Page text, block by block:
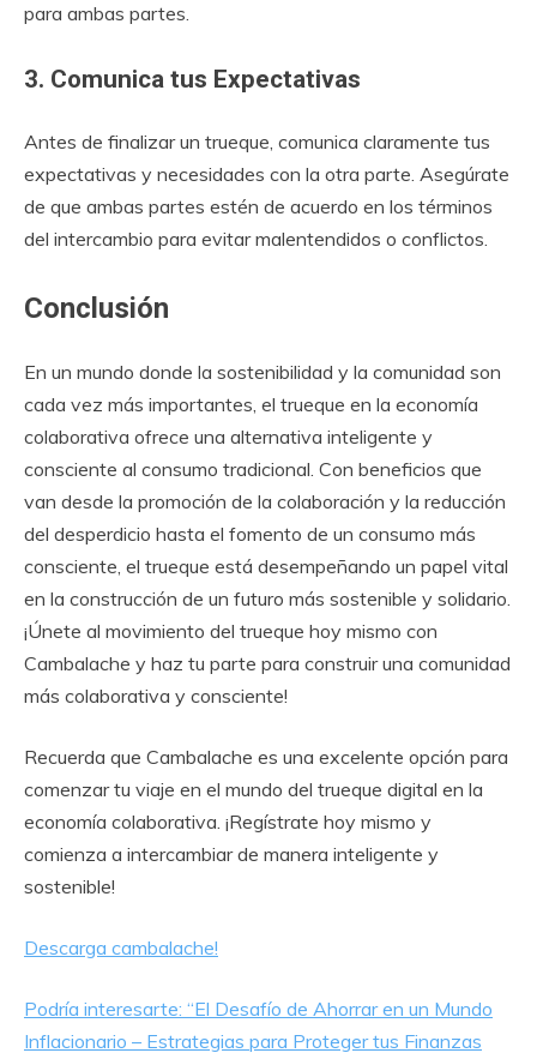
para ambas partes.
3. Comunica tus Expectativas
Antes de finalizar un trueque, comunica claramente tus
expectativas y necesidades con la otra parte. Asegúrate
de que ambas partes estén de acuerdo en los términos
del intercambio para evitar malentendidos o conflictos.
Conclusión
En un mundo donde la sostenibilidad y la comunidad son
cada vez más importantes, el trueque en la economía
colaborativa ofrece una alternativa inteligente y
consciente al consumo tradicional. Con beneficios que
van desde la promoción de la colaboración y la reducción
del desperdicio hasta el fomento de un consumo más
consciente, el trueque está desempeñando un papel vital
en la construcción de un futuro más sostenible y solidario.
¡Únete al movimiento del trueque hoy mismo con
Cambalache y haz tu parte para construir una comunidad
más colaborativa y consciente!
Recuerda que Cambalache es una excelente opción para
comenzar tu viaje en el mundo del trueque digital en la
economía colaborativa. ¡Regístrate hoy mismo y
comienza a intercambiar de manera inteligente y
sostenible!
Descarga cambalache!
Podría interesarte: “El Desafío de Ahorrar en un Mundo
Inflacionario – Estrategias para Proteger tus Finanzas